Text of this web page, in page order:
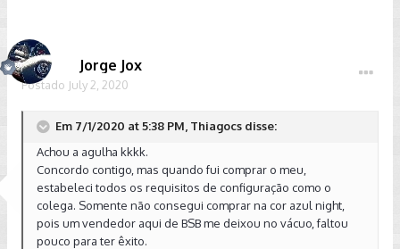
Jorge Jox
Postado July 2, 2020
Em 7/1/2020 at 5:38 PM, Thiagocs disse:
Achou a agulha kkkk.
Concordo contigo, mas quando fui comprar o meu,
estabeleci todos os requisitos de configuração como o
colega. Somente não consegui comprar na cor azul night,
pois um vendedor aqui de BSB me deixou no vácuo, faltou
pouco para ter êxito.